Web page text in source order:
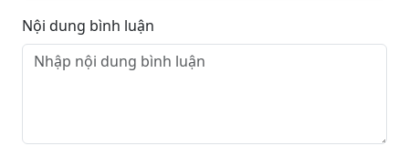
Nội dung bình luận